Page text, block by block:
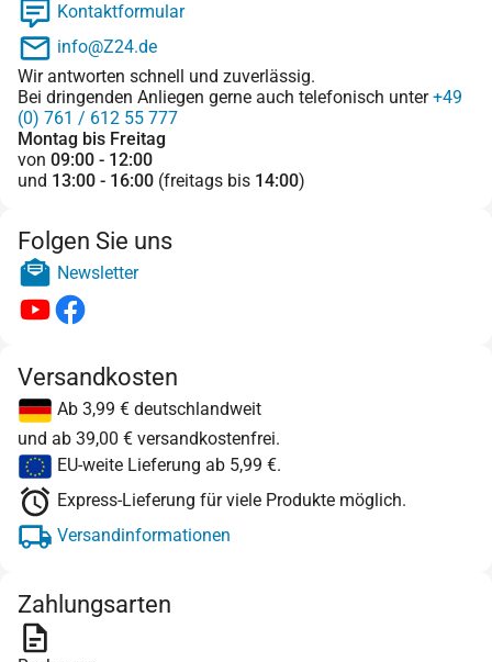
Kontaktformular
info@Z24.de
Wir antworten schnell und zuverlässig.
Bei dringenden Anliegen gerne auch telefonisch unter+49
(0) 761 / 612 55 777
Montag bis Freitag
von 09:00 - 12:00
und 13:00 - 16:00 (freitags bis 14:00)
Folgen Sie uns
Newsletter
Versandkosten
Ab 3,99 € deutschlandweit
und ab 39,00 € versandkostenfrei.
EU-weite Lieferung ab 5,99 €.
Express-Lieferung für viele Produkte möglich.
Versandinformationen
Zahlungsarten